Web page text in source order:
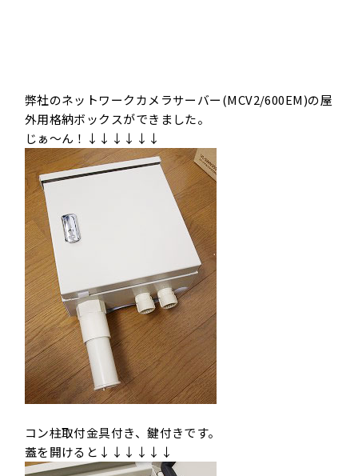
弊社のネットワークカメラサーバー(MCV2/600EM)の屋
外用格納ボックスができました。
じぁ〜ん！↓↓↓↓↓↓
コン柱取付金具付き、鍵付きです。
蓋を開けると↓↓↓↓↓↓